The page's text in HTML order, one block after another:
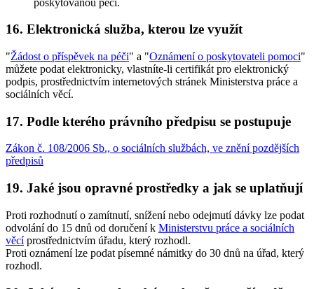
16. Elektronická služba, kterou lze využít
"Žádost o příspěvek na péči" a "Oznámení o poskytovateli pomoci"
můžete podat elektronicky, vlastníte-li certifikát pro elektronický
podpis, prostřednictvím internetových stránek Ministerstva práce a
sociálních věcí.
17. Podle kterého právního předpisu se postupuje
Zákon č. 108/2006 Sb., o sociálních službách, ve znění pozdějších
předpisů
19. Jaké jsou opravné prostředky a jak se uplatňují
Proti rozhodnutí o zamítnutí, snížení nebo odejmutí dávky lze podat
odvolání do 15 dnů od doručení k Ministerstvu práce a sociálních
věcíprostřednictvím úřadu, který rozhodl.
Proti oznámení lze podat písemné námitky do 30 dnů na úřad, který
rozhodl.